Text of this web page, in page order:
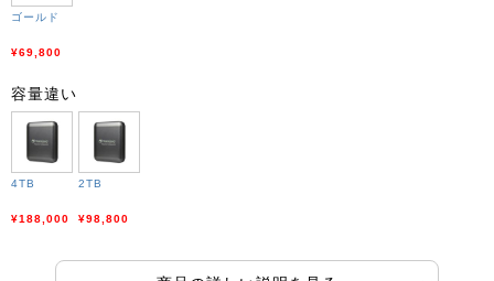
ゴールド
¥69,800
容量違い
4TB
¥188,000
2TB
¥98,800